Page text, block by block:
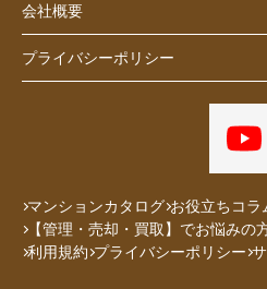
会社概要
プライバシーポリシー
マンションカタログ お役立ちコラ
【管理・売却・買取】でお悩みの
利用規約 プライバシーポリシー